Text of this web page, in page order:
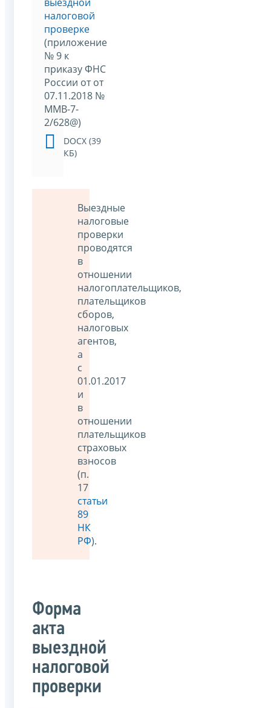
налоговой
проверке
(приложение
№ 9 к
приказу ФНС
России от от
07.11.2018 №
ММВ-7-
2/628@)
DOCX (39
КБ)
Выездные
налоговые
проверки
проводятся
в
отношении
налогоплательщиков,
плательщиков
сборов,
налоговых
агентов,
а
с
01.01.2017
и
в
отношении
плательщиков
страховых
взносов
(п.
17
статьи
89
НК
РФ).
Форма
акта
выездной
налоговой
проверки